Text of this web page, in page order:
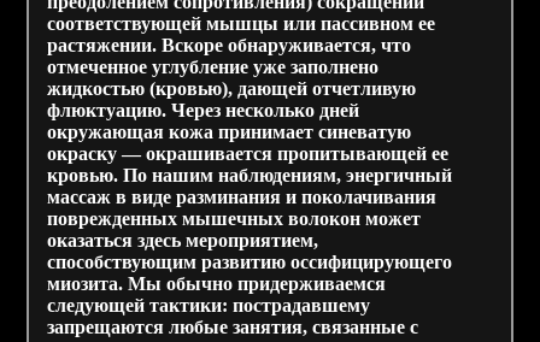
соответствующей мышцы или пассивном ее
растяжении. Вскоре обнаруживается, что
отмеченное углубление уже заполнено
жидкостью (кровью), дающей отчетливую
флюктуацию. Через несколько дней
окружающая кожа принимает синеватую
окраску — окрашивается пропитывающей ее
кровью. По нашим наблюдениям, энергичный
массаж в виде разминания и поколачивания
поврежденных мышечных волокон может
оказаться здесь мероприятием,
способствующим развитию оссифицирующего
миозита. Мы обычно придерживаемся
следующей тактики: пострадавшему
запрещаются любые занятия, связанные с